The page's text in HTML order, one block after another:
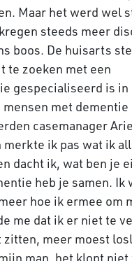
Maar het werd wel
steeds meer
boos. De huisarts
te zoeken met een
gespecialiseerd is in
met dementie
casemanager Arie
merkte ik pas wat ik
dacht ik, wat ben je
heb je samen. Ik
hoe ik ermee om
me dat ik er niet te
zitten, meer moest
man, het klopt niet